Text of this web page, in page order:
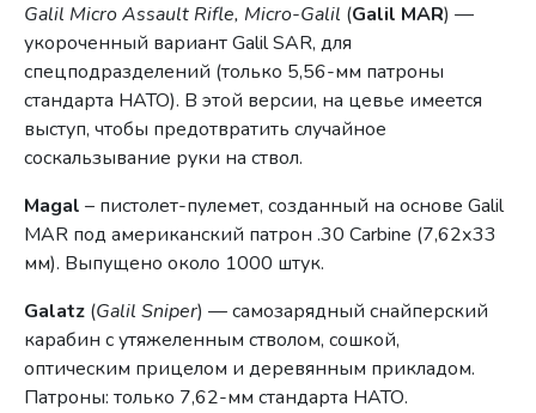
Galil Micro Assault Rifle, Micro-Galil (Galil MAR) —
укороченный вариант Galil SAR, для
спецподразделений (только 5,56-мм патроны
стандарта НАТО). В этой версии, на цевье имеется
выступ, чтобы предотвратить случайное
соскальзывание руки на ствол.
Magal – пистолет-пулемет, созданный на основе Galil
MAR под американский патрон .30 Carbine (7,62х33
мм). Выпущено около 1000 штук.
Galatz (Galil Sniper) — самозарядный снайперский
карабин с утяжеленным стволом, сошкой,
оптическим прицелом и деревянным прикладом.
Патроны: только 7,62-мм стандарта НАТО.